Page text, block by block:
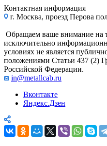
Контактная информация
г. Москва, проезд Перова
Обращаем ваше внимание на
исключительно
условиях не является
положениями Статьи 437 (2)
Российской Федерации.
in@metallcab.ru
Вконтакте
Яндекс.Дзен